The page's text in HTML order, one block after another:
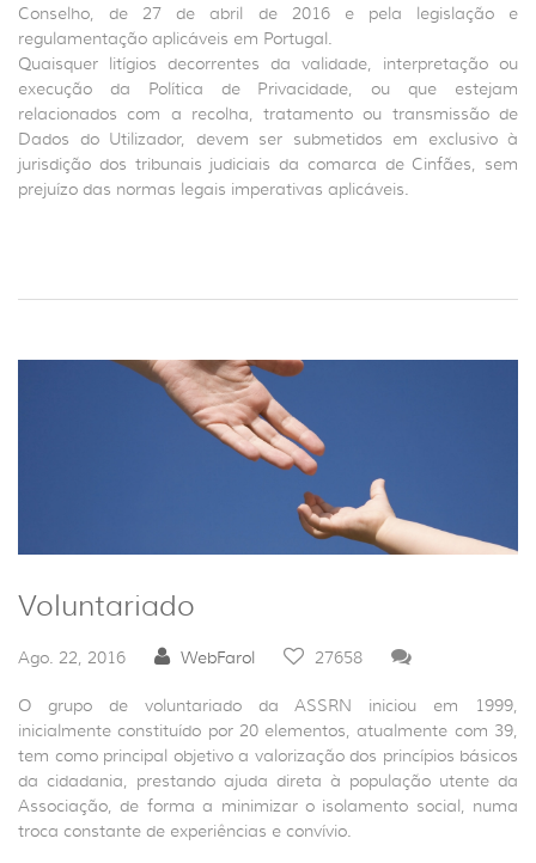
Conselho, de 27 de abril de 2016 e pela legislação e
regulamentação aplicáveis em Portugal.
Quaisquer litígios decorrentes da validade, interpretação ou
execução da Política de Privacidade, ou que estejam
relacionados com a recolha, tratamento ou transmissão de
Dados do Utilizador, devem ser submetidos em exclusivo à
jurisdição dos tribunais judiciais da comarca de Cinfães, sem
prejuízo das normas legais imperativas aplicáveis.
Voluntariado
Ago. 22, 2016 WebFarol 27658
O grupo de voluntariado da ASSRN iniciou em 1999,
inicialmente constituído por 20 elementos, atualmente com 39,
tem como principal objetivo a valorização dos princípios básicos
da cidadania, prestando ajuda direta à população utente da
Associação, de forma a minimizar o isolamento social, numa
troca constante de experiências e convívio.